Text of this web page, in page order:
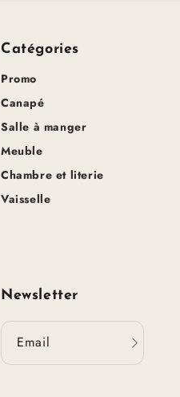
Catégories
Promo
Canapé
Salle à manger
Meuble
Chambre et literie
Vaisselle
Newsletter
Email